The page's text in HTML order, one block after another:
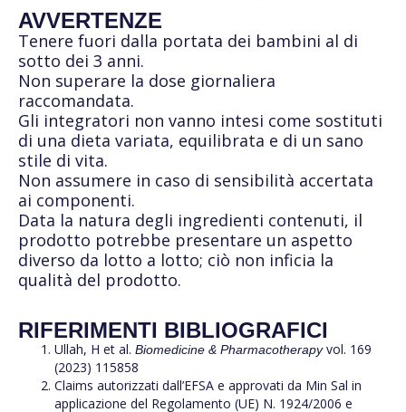
AVVERTENZE
Tenere fuori dalla portata dei bambini al di
sotto dei 3 anni.
Non superare la dose giornaliera
raccomandata.
Gli integratori non vanno intesi come sostituti
di una dieta variata, equilibrata e di un sano
stile di vita.
Non assumere in caso di sensibilità accertata
ai componenti.
Data la natura degli ingredienti contenuti, il
prodotto potrebbe presentare un aspetto
diverso da lotto a lotto; ciò non inficia la
qualità del prodotto.
RIFERIMENTI BIBLIOGRAFICI
Ullah, H et al. Biomedicine & Pharmacotherapyvol. 169
(2023) 115858
Claims autorizzati dall’EFSA e approvati da Min Sal in
applicazione del Regolamento (UE) N. 1924/2006 e